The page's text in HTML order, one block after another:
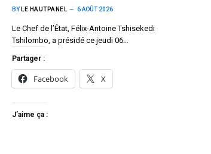
BY LE HAUTPANEL 6 AOÛT 2026
Le Chef de l’État, Félix-Antoine Tshisekedi
Tshilombo, a présidé ce jeudi 06…
Partager :
Facebook X
J’aime ça :